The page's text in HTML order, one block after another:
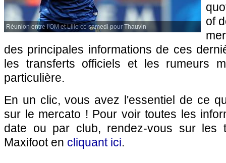
Réunion entre l'OM et Lille ce samedi pour Thauvin
of
des principales informations de ces
les transferts officiels et les rumeurs
particulière.
En un clic, vous avez l'essentiel de ce
sur le mercato ! Pour voir toutes les
date ou par club, rendez-vous sur les
Maxifoot en cliquant ici.